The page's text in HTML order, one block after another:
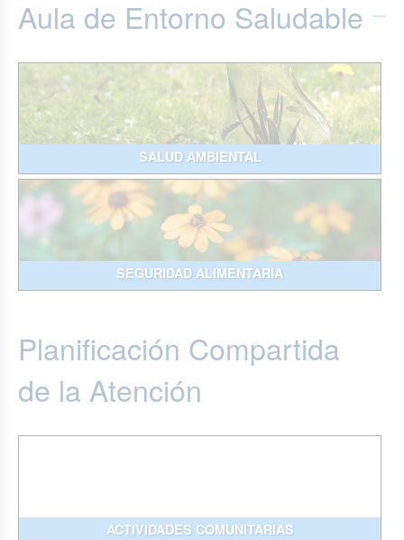
Aula de Entorno Saludable
SALUD AMBIENTAL
SEGURIDAD ALIMENTARIA
Planificación Compartida
de la Atención
ACTIVIDADES COMUNITARIAS